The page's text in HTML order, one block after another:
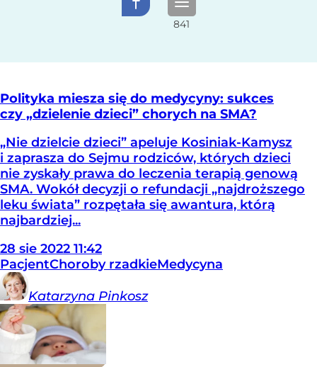
Polityka miesza się do medycyny: sukces
czy „dzielenie dzieci” chorych na SMA?
„Nie dzielcie dzieci” apeluje Kosiniak-Kamysz
i zaprasza do Sejmu rodziców, których dzieci
nie zyskały prawa do leczenia terapią genową
SMA. Wokół decyzji o refundacji „najdroższego
leku świata” rozpętała się awantura, którą
najbardziej...
28 sie 2022 11:42
PacjentChoroby rzadkieMedycyna
Katarzyna Pinkosz